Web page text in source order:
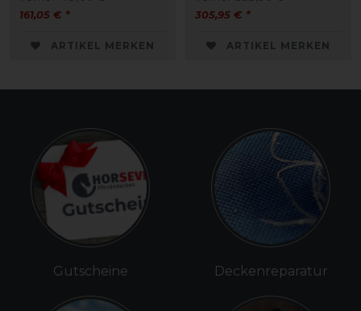
161,05 € *
ARTIKEL MERKEN
305,95 € *
ARTIKEL MERKEN
Gutscheine Deckenreparatur